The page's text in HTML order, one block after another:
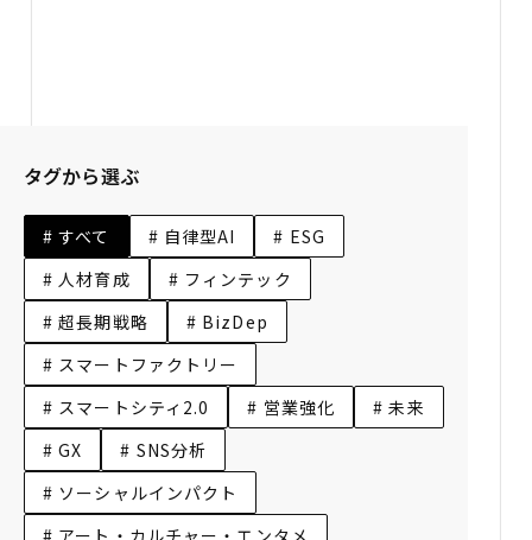
タグから選ぶ
# すべて # 自律型AI
# ESG
# 人材育成
# フィンテック
# 超長期戦略
# BizDep
# スマートファクトリー
# スマートシティ2.0
# 営業強化
# 未来
# GX
# SNS分析
# ソーシャルインパクト
# アート・カルチャー・エンタメ